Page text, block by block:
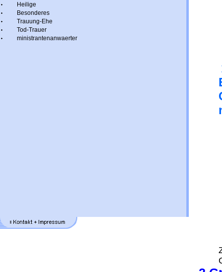
Heilige
Besonderes
Trauung-Ehe
Tod-Trauer
ministrantenanwaerter